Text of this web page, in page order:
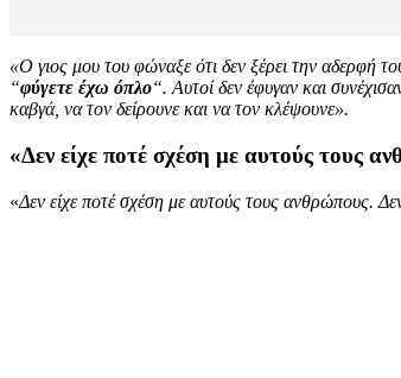
«Ο γιος μου του φώναξε ότι δεν ξέρει την αδερφή
“φύγετε έχω όπλο“. Αυτοί δεν έφυγαν και
καβγά, να τον δείρουνε και να τον κλέψουνε».
«Δεν είχε ποτέ σχέση με αυτούς τους
«Δεν είχε ποτέ σχέση με αυτούς τους ανθρώπους.